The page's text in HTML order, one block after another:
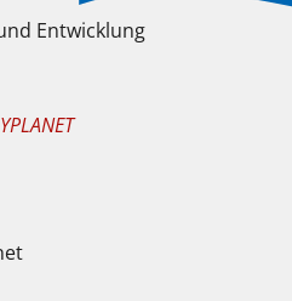
Entwicklung